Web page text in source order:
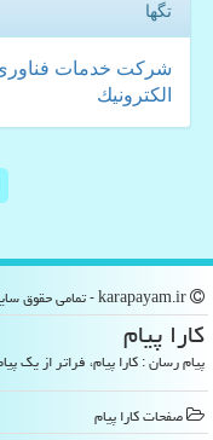
تگها
شركت خدمات
الكترونیك
كارا پیام
پیام رسان : کارا پیام، فراتر از یک
صفحات كارا پیام